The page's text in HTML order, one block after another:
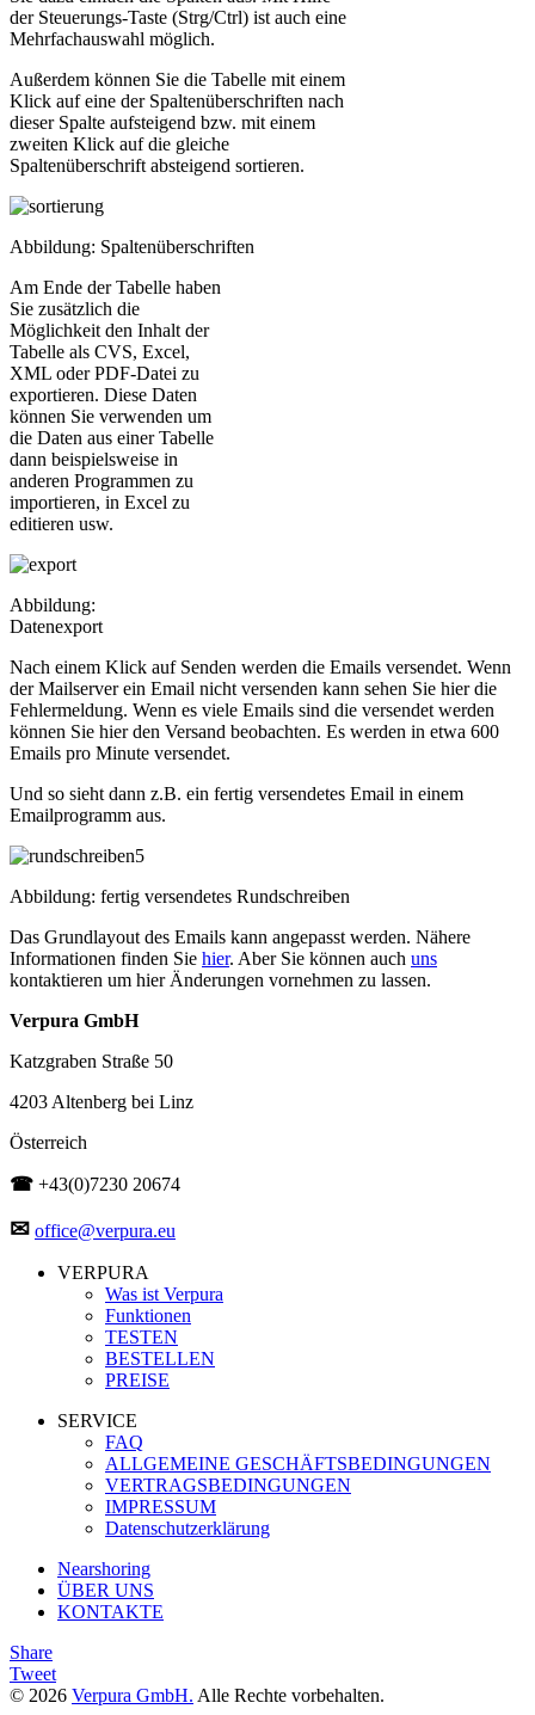
der Steuerungs-Taste (Strg/Ctrl) ist auch eine
Mehrfachauswahl möglich.
Außerdem können Sie die Tabelle mit einem
Klick auf eine der Spaltenüberschriften nach
dieser Spalte aufsteigend bzw. mit einem
zweiten Klick auf die gleiche
Spaltenüberschrift absteigend sortieren.
Abbildung: Spaltenüberschriften
Am Ende der Tabelle haben
Sie zusätzlich die
Möglichkeit den Inhalt der
Tabelle als CVS, Excel,
XML oder PDF-Datei zu
exportieren. Diese Daten
können Sie verwenden um
die Daten aus einer Tabelle
dann beispielsweise in
anderen Programmen zu
importieren, in Excel zu
editieren usw.
Abbildung:
Datenexport
Nach einem Klick auf Senden werden die Emails versendet. Wenn
der Mailserver ein Email nicht versenden kann sehen Sie hier die
Fehlermeldung. Wenn es viele Emails sind die versendet werden
können Sie hier den Versand beobachten. Es werden in etwa 600
Emails pro Minute versendet.
Und so sieht dann z.B. ein fertig versendetes Email in einem
Emailprogramm aus.
Abbildung: fertig versendetes Rundschreiben
Das Grundlayout des Emails kann angepasst werden. Nähere
Informationen finden Sie hier. Aber Sie können auch uns
kontaktieren um hier Änderungen vornehmen zu lassen.
Verpura GmbH
Katzgraben Straße 50
4203 Altenberg bei Linz
Österreich
☎ +43(0)7230 20674
✉ office@verpura.eu
VERPURA
Was ist Verpura
Funktionen
TESTEN
BESTELLEN
PREISE
SERVICE
FAQ
ALLGEMEINE GESCHÄFTSBEDINGUNGEN
VERTRAGSBEDINGUNGEN
IMPRESSUM
Datenschutzerklärung
Nearshoring
ÜBER UNS
KONTAKTE
Share
Tweet
© 2026 Verpura GmbH. Alle Rechte vorbehalten.